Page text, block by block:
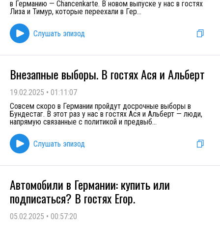
в Германию — Chancenkarte. В новом выпуске у нас в гостях
Лиза и Тимур, которые переехали в Гер...
Слушать эпизод
Внезапные выборы. В гостях Ася и Альберт
19.02.2025 • 01:11:07
Совсем скоро в Германии пройдут досрочные выборы в
Бундестаг. В этот раз у нас в гостях Ася и Альберт — люди,
напрямую связанные с политикой и предвыб...
Слушать эпизод
Автомобили в Германии: купить или
подписаться? В гостях Егор.
05.02.2025 • 00:57:20